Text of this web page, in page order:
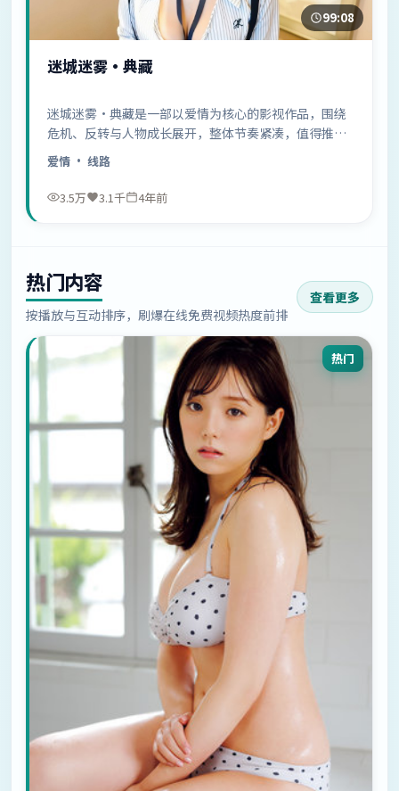
99:08
迷城迷雾·典藏
迷城迷雾·典藏是一部以爱情为核心的影视作品，围绕
危机、反转与人物成长展开，整体节奏紧凑，值得推荐
观看。
爱情 · 线路
3.5万 3.1千 4年前
热门内容
按播放与互动排序，刷爆在线免费视频热度前排
查看更多
热门